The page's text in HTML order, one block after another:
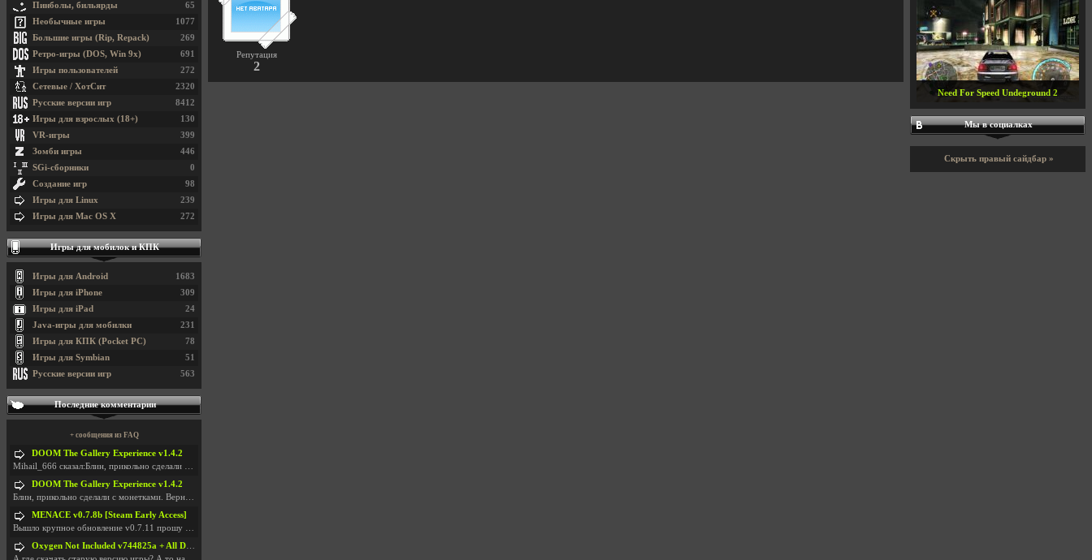
Репутация
2
65
Пинболы, бильярды
1077
Необычные игры
269
Большие игры (Rip, Repack)
691
Ретро-игры (DOS, Win 9x)
272
Игры пользователей
2320
Сетевые / ХотСит
8412
Русские версии игр
130
Игры для взрослых (18+)
399
VR-игры
446
Зомби игры
0
SGi-сборники
98
Создание игр
239
Игры для Linux
272
Игры для Mac OS X
Игры для мобилок и КПК
1683
Игры для Android
309
Игры для iPhone
24
Игры для iPad
231
Java-игры для мобилки
78
Игры для КПК (Pocket PC)
51
Игры для Symbian
563
Русские версии игр
Последние комментарии
+ сообщения из FAQ
DOOM The Gallery Experience v1.4.2
Mihail_666 сказал:Блин, прикольно сделали с монетк
DOOM The Gallery Experience v1.4.2
Блин, прикольно сделали с монетками. Вернулся в св
MENACE v0.7.8b [Steam Early Access]
Вышло крупное обновление v0.7.11 прошу обновить
Oxygen Not Included v744825a + All DLC
Need For Speed Undeground 2
Мы в социалках
Скрыть правый сайдбар »